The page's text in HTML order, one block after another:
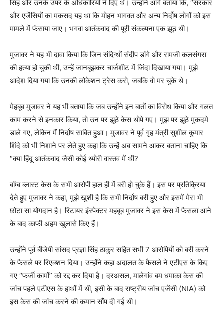
सिंह और उनके उपर के अधिकारियों ने दिए थे। उन्होंने आगे बताया कि, “सरकार
और एजेंसियों का मकसद यह था कि मोहन भागवत और अन्य निर्दोष लोगों को इस
मामले में फंसाया जाए। भगवा आतंकवाद की पूरी संकल्पना एक झूठ थी।
मुजावर ने यह भी दावा किया कि जिन संदिग्धों संदीप डांगे और रामजी कलसंगरा
की हत्या हो चुकी थी, उन्हें जानबूझकर चार्जशीट में जिंदा दिखाया गया। मुझे
आदेश दिया गया कि उनकी लोकेशन ट्रेस करो, जबकि वो मर चुके थे।
मेहबूब मुजावर ने यह भी बताया कि जब उन्होंने इन बातों का विरोध किया और गलत
काम करने से इनकार किया, तो उन पर झूठे केस थोपे गए। मुझ पर झूठे मुकदमे
डाले गए, लेकिन मैं निर्दोष साबित हुआ। मुजावर ने पूर्व गृह मंत्री सुशील कुमार
शिंदे को भी निशाने पर लेते हुए कहा कि उन्हें अब सामने आकर बताना चाहिए कि
“क्या हिंदू आतंकवाद जैसी कोई थ्योरी वास्तव में थी?
बॉम्ब ब्लास्ट केस के सभी आरोपी हाल ही में बरी हो चुके हैं। इस पर प्रतिक्रिया
देते हुए मुजावर ने कहा, मुझे खुशी है कि सभी निर्दोष बरी हुए और इसमें मेरा भी
छोटा सा योगदान है। रिटायर इंस्पेक्टर महबूब मुजावर ने इस केस में फैसला आने
के बाद काफी अहम खुलासे किए हैं।
उन्होंने पूर्व बीजेपी सांसद प्रज्ञा सिंह ठाकुर सहित सभी 7 आरोपियों को बरी करने
के फैसले पर रिएक्शन दिया। उन्होंने कहा अदालत के फैसले ने एटीएस के किए
गए “फर्जी कामों” को रद्द कर दिया है। दरअसल, मालेगांव बम धमाका केस की
जांच पहले एटीएस के हाथों में थी, इसी के बाद राष्ट्रीय जांच एजेंसी (NIA) को
इस केस की जांच करने की कमान सौंप दी गई थी।